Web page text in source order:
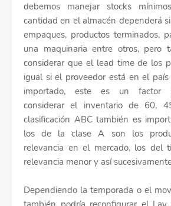
debemos manejar stocks
cantidad en el almacén dependerá
empaques, productos terminados,
una maquinaria entre otros, pero
considerar que el lead time de los
igual si el proveedor está en el
importado, este es un factor
considerar el inventario de 60,
clasificación ABC también es
los de la clase A son los
relevancia en el mercado, los del
relevancia menor y así
Dependiendo la temporada o el